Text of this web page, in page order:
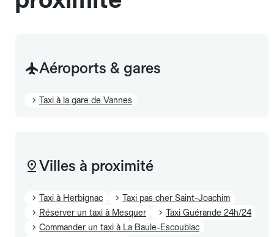
Aéroports & gares
Taxi à la gare de Vannes
Villes à proximité
Taxi à Herbignac
Taxi pas cher Saint-Joachim
Réserver un taxi à Mesquer
Taxi Guérande 24h/24
Commander un taxi à La Baule-Escoublac